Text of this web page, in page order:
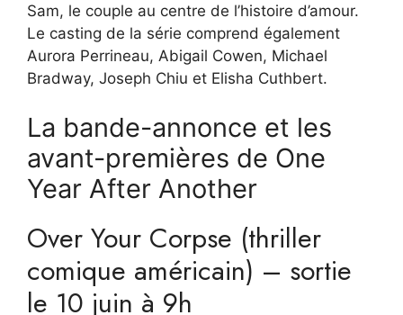
Sam, le couple au centre de l’histoire d’amour.
Le casting de la série comprend également
Aurora Perrineau, Abigail Cowen, Michael
Bradway, Joseph Chiu et Elisha Cuthbert.
La bande-annonce et les
avant-premières de One
Year After Another
Over Your Corpse (thriller
comique américain) – sortie
le 10 juin à 9h